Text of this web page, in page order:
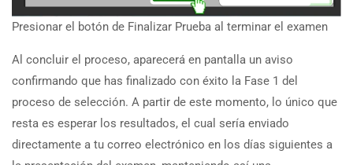
Presionar el botón de Finalizar Prueba al terminar el examen
Al concluir el proceso, aparecerá en pantalla un aviso
confirmando que has finalizado con éxito la Fase 1 del
proceso de selección. A partir de este momento, lo único que
resta es esperar los resultados, el cual sería enviado
directamente a tu correo electrónico en los días siguientes a